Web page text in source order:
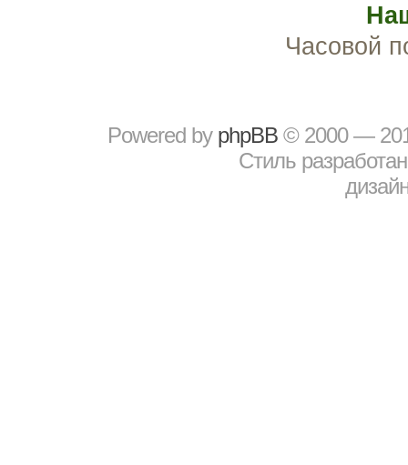
Часовой
Powered by рhрBВ © 2000 —
Стиль